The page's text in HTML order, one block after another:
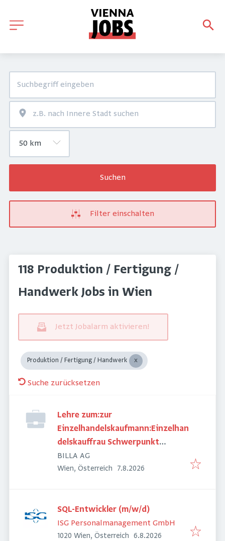
Suchen
Filter einschalten
118 Produktion / Fertigung /
Handwerk Jobs in Wien
Jetzt Jobalarm aktivieren!
Produktion / Fertigung / Handwerk
Suche zurücksetzen
Lehre zum:zur
Einzelhandelskaufmann:Einzelhan
delskauffrau Schwerpunkt
Lebensmittel
BILLA AG
Wien, Österreich Veröffentlicht
7.8.2026
SQL-Entwickler (m/w/d)
ISG Personalmanagement GmbH
1020 Wien, Österreich Veröffentlicht
6.8.2026